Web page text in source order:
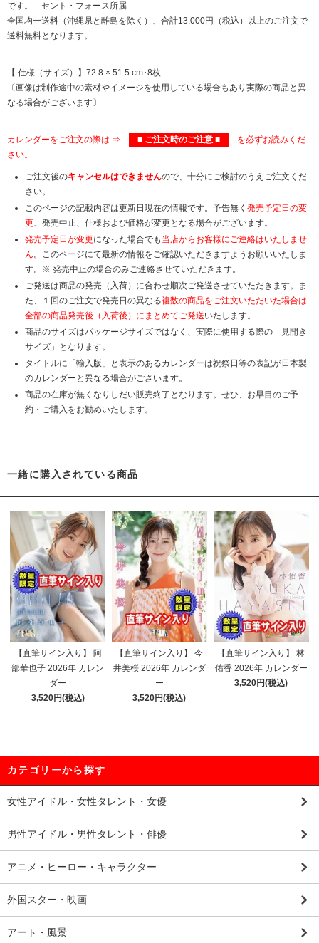
です。 セント・フォース所属
全国均一送料（沖縄県と離島を除く）、合計13,000円（税込）以上のご注文で
送料無料となります。
【 仕様（サイズ）】72.8 × 51.5 cm･8枚
〔画像は制作途中の素材やイメージを使用している場合もあり実際の商品と異
なる場合がございます〕
カレンダーをご注文の際は ⇒ ■ ご注文時のご注意 ■
を必ずお読みくだ
さい。
ご注文後のキャンセルはできませんので、十分にご検討のうえご注文くだ
さい。
このページの記載内容は更新日現在の情報です。予告無く 発売予定日の変
更、発売中止、仕様および価格が変更となる場合がございます。
発売予定日が変更になった場合でも 当店からお客様にご連絡はいたしませ
ん。このページにて最新の情報をご確認いただきますようお願いいたしま
す。※ 発売中止の場合のみご連絡させていただきます。
ご発送は商品の発売（入荷）に合わせ順次ご発送させていただきます。ま
た、１回のご注文で発売日の異なる複数の商品をご注文いただいた場合は
全部の商品発売後（入荷後）にまとめてご発送いたします。
商品のサイズはパッケージサイズではなく、実際に使用する際の「見開き
サイズ」となります。
タイトルに「輸入版」と表示のあるカレンダーは祝祭日等の表記が日本製
のカレンダーと異なる場合がございます。
商品の在庫が無くなりしだい販売終了となります。せひ、お早目のご予
約・ご購入をお勧めいたします。
一緒に購入されている商品
【直筆サイン入り】 阿
部華也子 2026年 カレン
ダー
3,520円(税込)
【直筆サイン入り】 今
井美桜 2026年 カレンダ
ー
3,520円(税込)
【直筆サイン入り】 林
佑香 2026年 カレンダー
3,520円(税込)
カテゴリーから探す
女性アイドル・女性タレント・女優
男性アイドル・男性タレント・俳優
アニメ・ヒーロー・キャラクター
外国スター・映画
アート・風景